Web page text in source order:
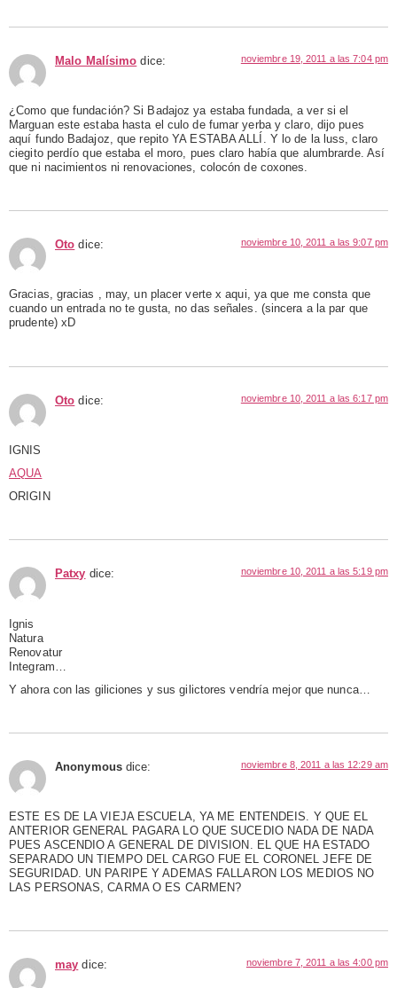
Malo Malísimo dice: noviembre 19, 2011 a las 7:04 pm
¿Como que fundación? Si Badajoz ya estaba fundada, a ver si el
Marguan este estaba hasta el culo de fumar yerba y claro, dijo pues
aquí fundo Badajoz, que repito YA ESTABA ALLÍ. Y lo de la luss, claro
ciegito perdío que estaba el moro, pues claro había que alumbrarde. Así
que ni nacimientos ni renovaciones, colocón de coxones.
Oto dice: noviembre 10, 2011 a las 9:07 pm
Gracias, gracias , may, un placer verte x aqui, ya que me consta que
cuando un entrada no te gusta, no das señales. (sincera a la par que
prudente) xD
Oto dice: noviembre 10, 2011 a las 6:17 pm
IGNIS
AQUA
ORIGIN
Patxy dice: noviembre 10, 2011 a las 5:19 pm
Ignis
Natura
Renovatur
Integram…
Y ahora con las giliciones y sus gilictores vendría mejor que nunca…
Anonymous dice: noviembre 8, 2011 a las 12:29 am
ESTE ES DE LA VIEJA ESCUELA, YA ME ENTENDEIS. Y QUE EL
ANTERIOR GENERAL PAGARA LO QUE SUCEDIO NADA DE NADA
PUES ASCENDIO A GENERAL DE DIVISION. EL QUE HA ESTADO
SEPARADO UN TIEMPO DEL CARGO FUE EL CORONEL JEFE DE
SEGURIDAD. UN PARIPE Y ADEMAS FALLARON LOS MEDIOS NO
LAS PERSONAS, CARMA O ES CARMEN?
may dice: noviembre 7, 2011 a las 4:00 pm